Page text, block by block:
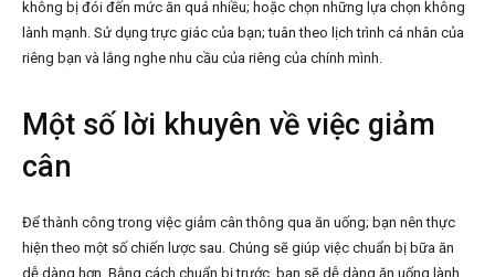
không bị đói đến mức ăn quá nhiều; hoặc chọn những lựa chọn không
lành mạnh. Sử dụng trực giác của bạn; tuân theo lịch trình cá nhân của
riêng bạn và lắng nghe nhu cầu của riêng của chính mình.
Một số lời khuyên về việc giảm
cân
Để thành công trong việc giảm cân thông qua ăn uống; bạn nên thực
hiện theo một số chiến lược sau. Chúng sẽ giúp việc chuẩn bị bữa ăn
dễ dàng hơn. Bằng cách chuẩn bị trước, bạn sẽ dễ dàng ăn uống lành